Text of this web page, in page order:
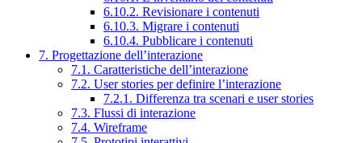
6.10.2. Revisionare i contenuti
6.10.3. Migrare i contenuti
6.10.4. Pubblicare i contenuti
7. Progettazione dell’interazione
7.1. Caratteristiche dell’interazione
7.2. User stories per definire l’interazione
7.2.1. Differenza tra scenari e user stories
7.3. Flussi di interazione
7.4. Wireframe